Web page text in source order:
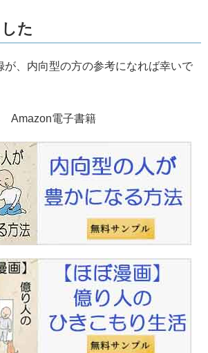
た
が、内向型の方の参考になれば幸いで
Amazon電子書籍